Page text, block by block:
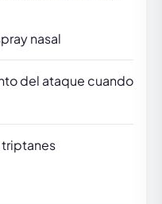
nasal
del ataque cuando
triptanes